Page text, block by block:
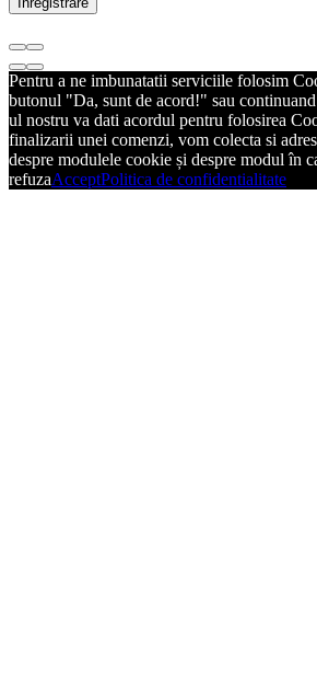
Pentru a ne imbunatatii serviciile folosim
butonul "Da, sunt de acord!" sau
ul nostru va dati acordul pentru folosirea
finalizarii unei comenzi, vom colecta si
despre modulele cookie și despre modul în
refuzaAcceptPolitica de confidentialitate